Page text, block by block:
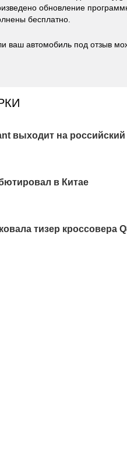
обновление
бесплатно.
ваш автомобиль под отзыв
выходит на
в Китае
тизер кроссовера